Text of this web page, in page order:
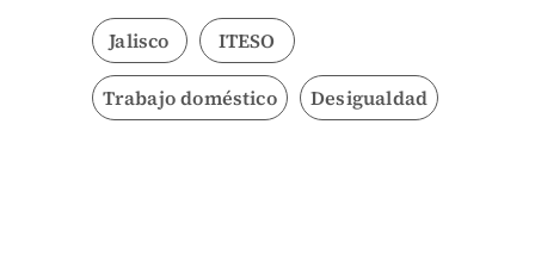
Jalisco ITESO
Trabajo doméstico Desigualdad